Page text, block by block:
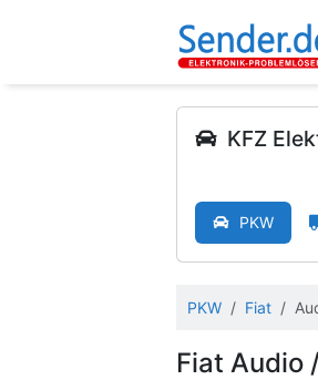
KFZ
PKW
PKW Fiat
Fiat Audio